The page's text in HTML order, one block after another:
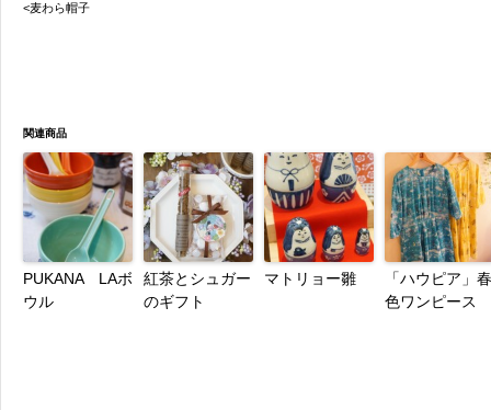
<麦わら帽子
関連商品
PUKANA LAボ
ウル
紅茶とシュガー
のギフト
マトリョー雛
「ハウピア」春
色ワンピース